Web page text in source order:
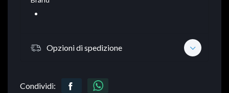
Opzioni di spedizione
Condividi: